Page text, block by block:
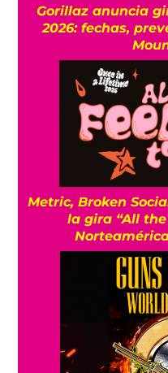
Gorillaz anuncia
2026: fechas,
Metric, Broken
la gira “All